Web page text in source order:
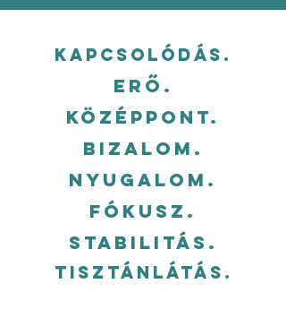
Kapcsolódás.
erő.
középpont.
Bizalom.
nYugalom.
fókusz.
Stabilitás.
Tisztánlátás.